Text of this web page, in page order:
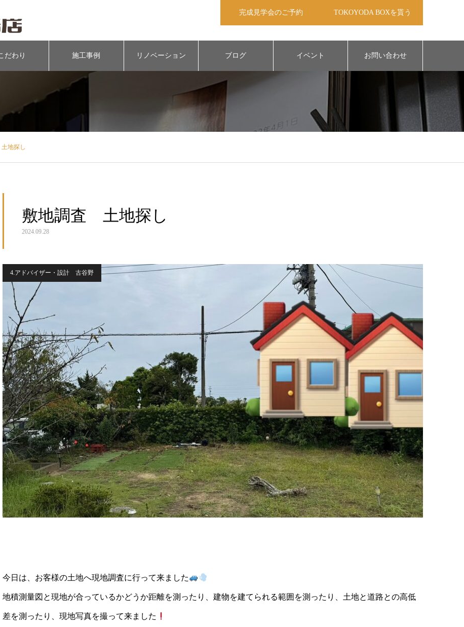
完成見学会のご予約 TOKOYODA BOXを貰う
だわり 施工事例 リノベーション ブログ イベント お問い合わせ
地探し
敷地調査 土地探し
2024.09.28
4.アドバイザー・設計 古谷野
今日は、お客様の土地へ現地調査に行って来ました
地積測量図と現地が合っているかどうか距離を測ったり、建物を建てられる範囲を測ったり、土地と道路との高低
差を測ったり、現地写真を撮って来ました
4LDK
性能と安心を兼ね備えた家
3LDK
優しく差し込む光がゆとりをもたら
す吹抜けの家
2LDK
ひとめで美しいと直感する家